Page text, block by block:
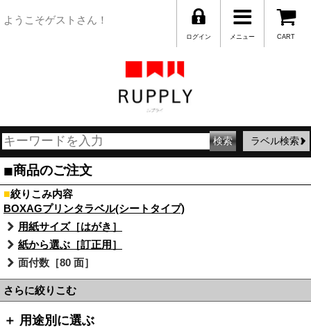
ようこそゲストさん！
CART
メニュー
ログイン
ラベル検索
■商品のご注文
■絞りこみ内容
BOXAGプリンタラベル(シートタイプ)
用紙サイズ［はがき］
紙から選ぶ［訂正用］
面付数［80 面］
さらに絞りこむ
＋ 用途別に選ぶ